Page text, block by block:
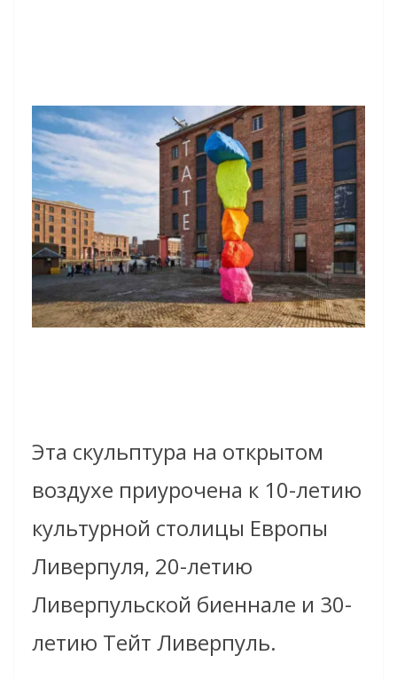
Эта скульптура на открытом
воздухе приурочена к 10-летию
культурной столицы Европы
Ливерпуля, 20-летию
Ливерпульской биеннале и 30-
летию Тейт Ливерпуль.